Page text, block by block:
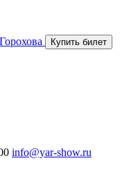
info@yar-show.ru